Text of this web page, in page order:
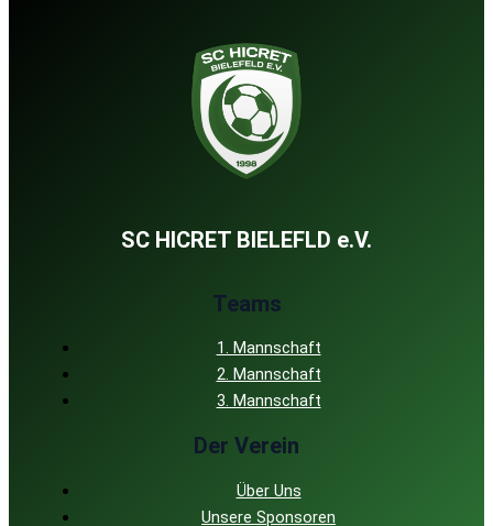
SC HICRET BIELEFLD e.V.
Teams
1. Mannschaft
2. Mannschaft
3. Mannschaft
Der Verein
Über Uns
Unsere Sponsoren